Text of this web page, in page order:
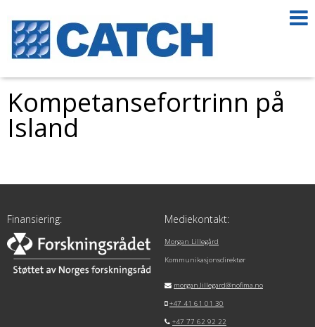
Kompetansefortrinn på
Island
Finansiering: Mediekontakt:
Morgan Lillegård
Kommunikasjonsdirektør
morgan.lillegard@nofima.no
+47 41 61 01 30
+47 77 62 92 22